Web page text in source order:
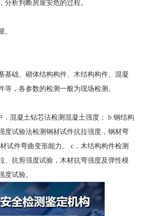
分析判断房屋安危的过程。
。
基础、砌体结构构件、木结构构件、混凝
等，各参数的检测一般为现场检测。
，混凝土钻芯法检测混凝土强度； b.钢结构
度试验法检测钢材试件抗拉强度，钢材弯
试件弯曲变形能力。 c．木结构构件检测
、抗剪强度试验，木材抗弯强度及弹性模
度试验。